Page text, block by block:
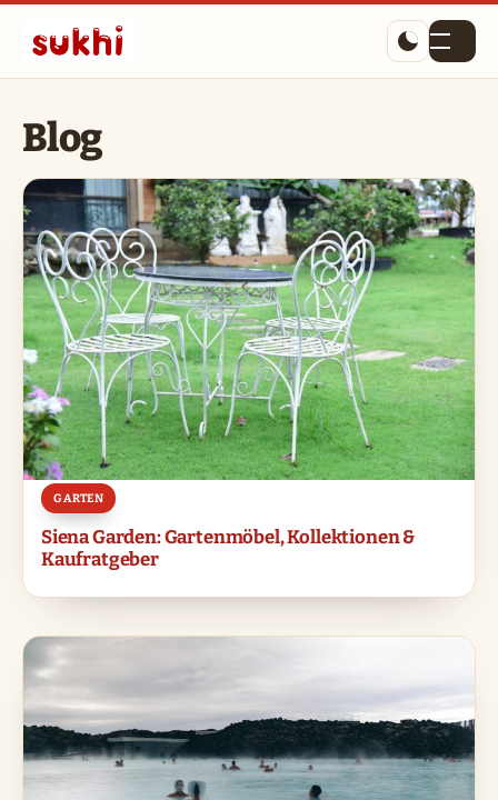
Menü
Blog
GARTEN
Siena Garden: Gartenmöbel, Kollektionen &
Kaufratgeber